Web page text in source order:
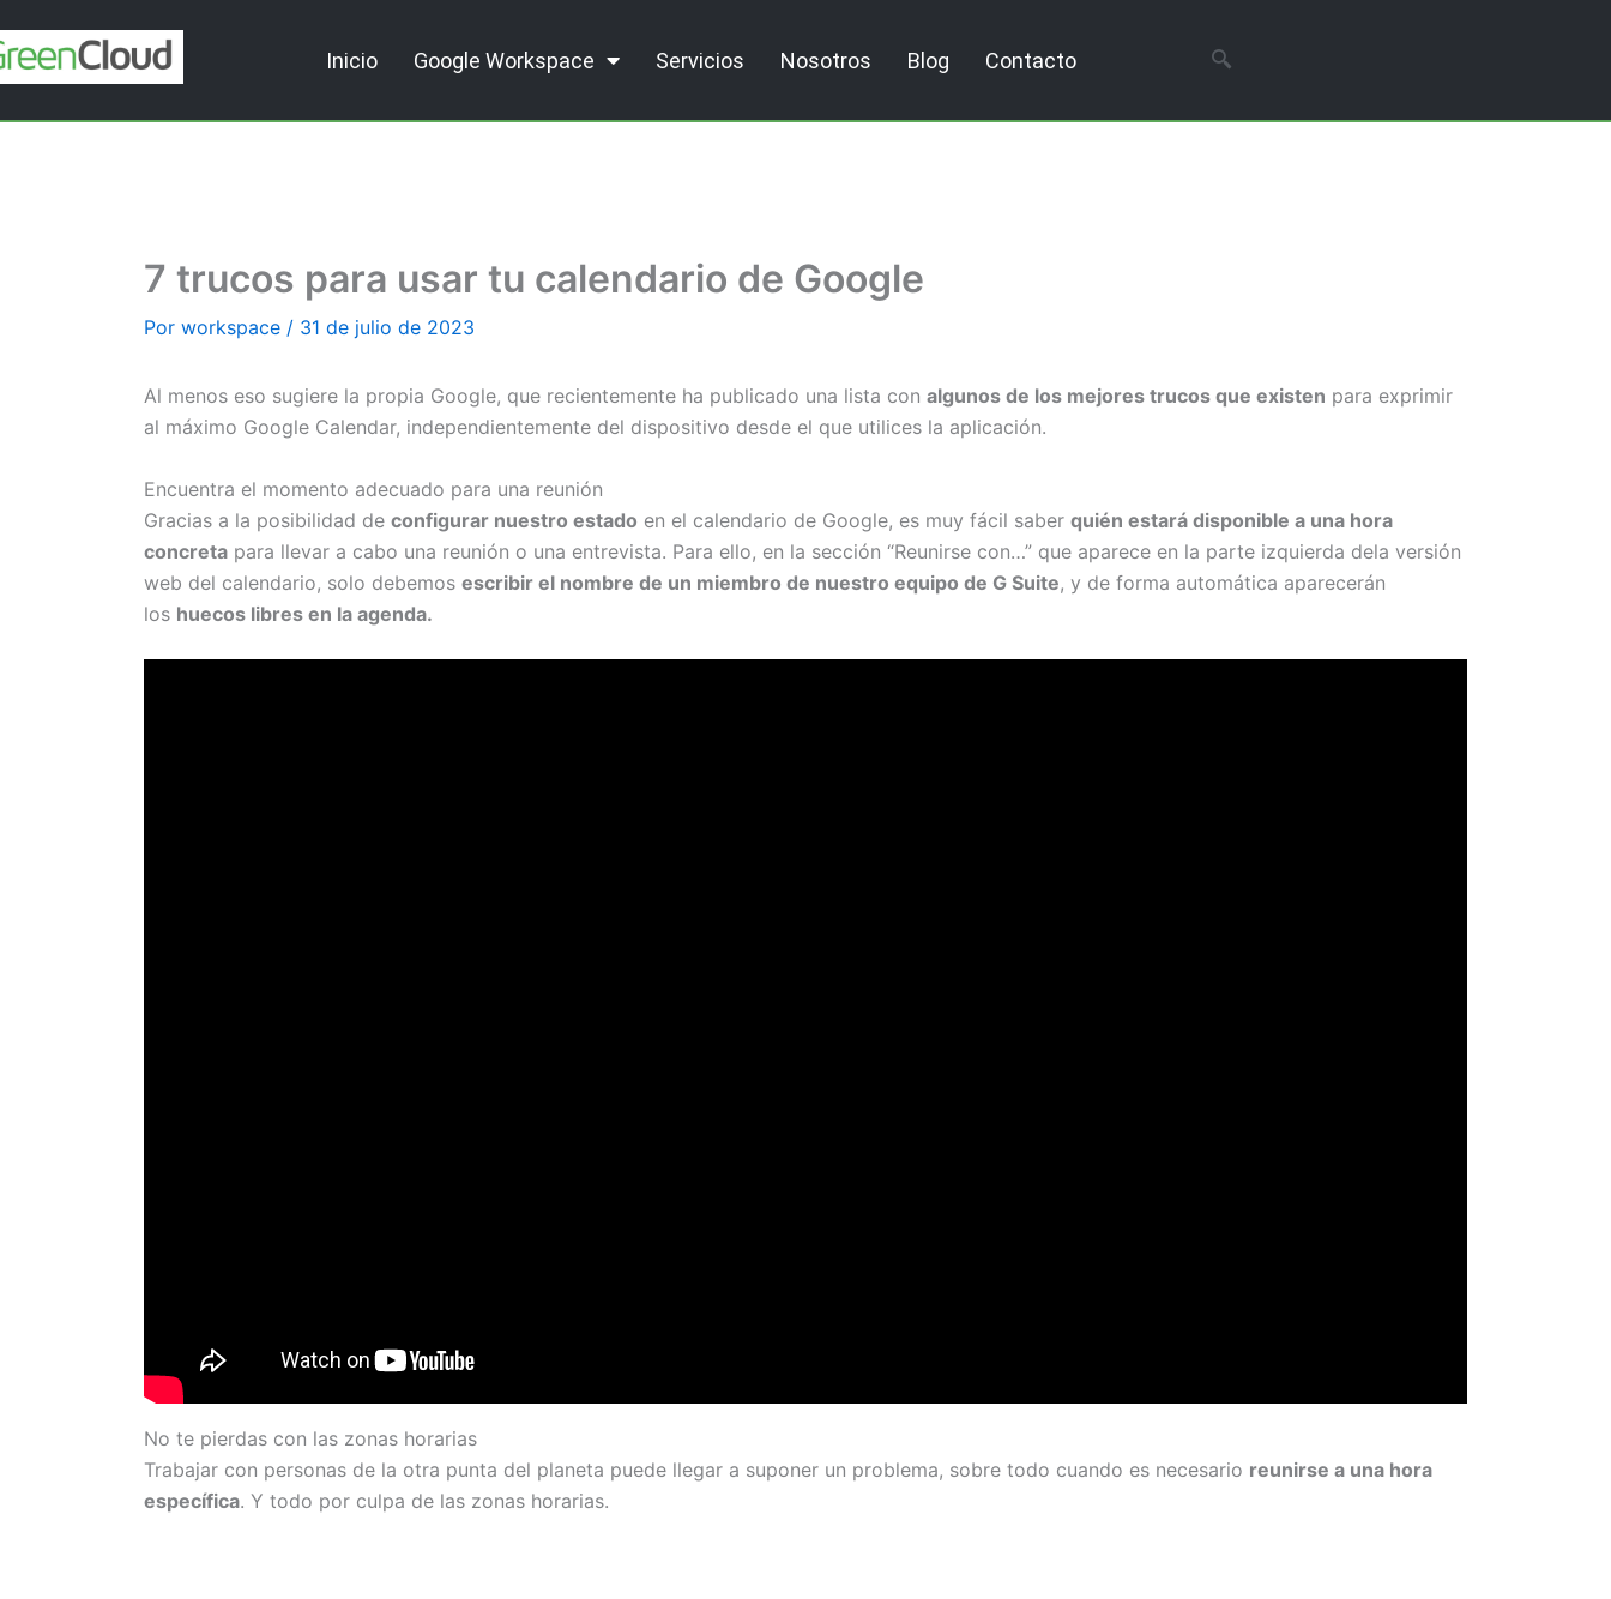
al
contenido
Inicio Google Workspace Servicios Nosotros Blog Contacto
7 trucos para usar tu calendario de Google
Por workspace / 31 de julio de 2023
Al menos eso sugiere la propia Google, que recientemente ha publicado una lista con algunos de los mejores trucos que existen para exprimir
al máximo Google Calendar, independientemente del dispositivo desde el que utilices la aplicación.
Encuentra el momento adecuado para una reunión
Gracias a la posibilidad de configurar nuestro estado en el calendario de Google, es muy fácil saber quién estará disponible a una hora
concreta para llevar a cabo una reunión o una entrevista. Para ello, en la sección “Reunirse con…” que aparece en la parte izquierda dela versión
web del calendario, solo debemos escribir el nombre de un miembro de nuestro equipo de G Suite, y de forma automática aparecerán
los huecos libres en la agenda.
No te pierdas con las zonas horarias
Trabajar con personas de la otra punta del planeta puede llegar a suponer un problema, sobre todo cuando es necesario reunirse a una hora
específica. Y todo por culpa de las zonas horarias.